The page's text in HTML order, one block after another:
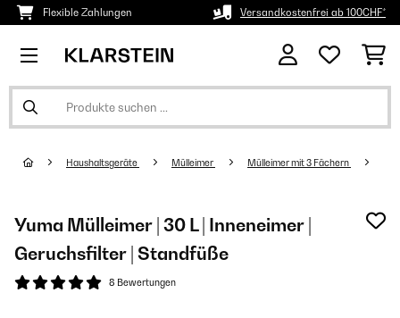
Flexible Zahlungen Versandkostenfrei ab 100CHF*
Haushaltsgeräte Mülleimer Mülleimer mit 3 Fächern
Yuma Mülleimer | 30 L | Inneneimer |
Geruchsfilter | Standfüße
8 Bewertungen